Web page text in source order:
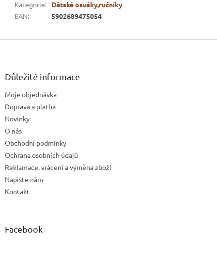
Kategorie:
Dětské osušky,ručníky
EAN: 5902689475054
Důležité informace
Moje objednávka
Doprava a platba
Novinky
O nás
Obchodní podmínky
Ochrana osobních údajů
Reklamace, vrácení a výměna zboží
Napište nám
Kontakt
Facebook